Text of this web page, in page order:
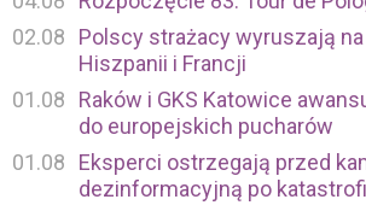
02.08
Polscy strażacy wyruszają
Hiszpanii i Francji
01.08
Raków i GKS Katowice
do europejskich pucharów
01.08
Eksperci ostrzegają przed
dezinformacyjną po